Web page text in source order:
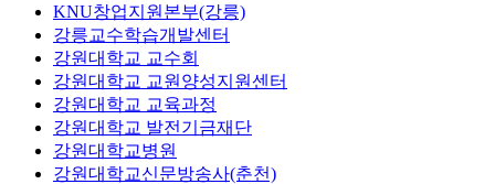
KNU창업지원본부(강릉)
강릉교수학습개발센터
강원대학교 교수회
강원대학교 교원양성지원센터
강원대학교 교육과정
강원대학교 발전기금재단
강원대학교병원
강원대학교신문방송사(춘천)